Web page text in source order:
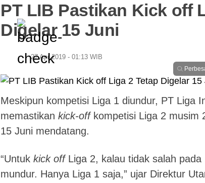
PT LIB Pastikan Kick off
Digelar 15 Juni
27 Apr 2019 - 01:13 WIB
Meskipun kompetisi Liga 1 diundur, PT Liga
memastikan kick-offkompetisi Liga 2 musim
15 Juni mendatang.
“Untuk kick offLiga 2, kalau tidak salah pada
mundur. Hanya Liga 1 saja,” ujar Direktur